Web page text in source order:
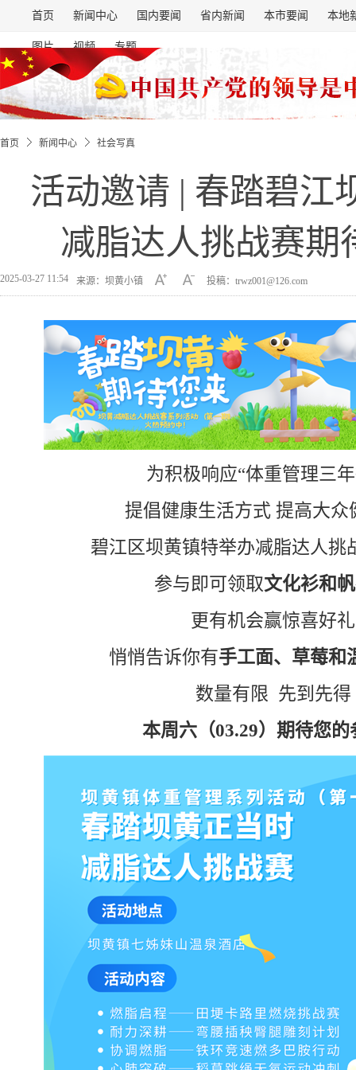
首页 新闻中心 国内要闻 省内新闻 本市要闻 本地
图片 视频 专题
首页 新闻中心 社会写真
活动邀请 | 春踏碧江
减脂达人挑战赛期
2025-03-27 11:54 来源：坝黄小镇 投稿：trwz001@126.com
为积极响应“体重管理三
提倡健康生活方式 提高大众
碧江区坝黄镇特举办减脂达人挑
参与即可领取文化衫和
更有机会赢惊喜好礼
悄悄告诉你有手工面、草莓和
数量有限 先到先得
本周六（03.29）期待您的